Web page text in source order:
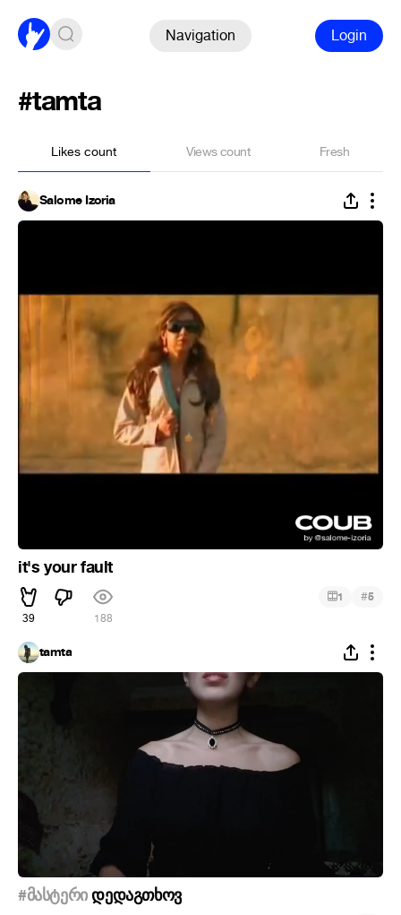
Navigation Login
#tamta
Likes count Views count Fresh
Salome Izoria
it's your fault
39 188
1 #5
tamta
#მასტერიდედაგთხოვ